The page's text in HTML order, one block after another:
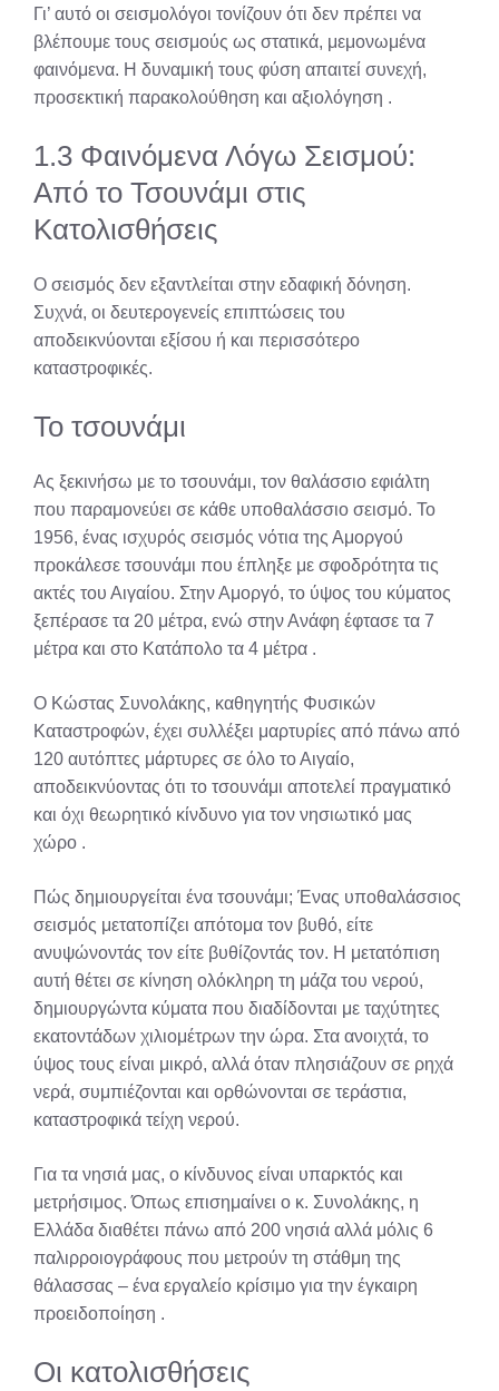
Γι’ αυτό οι σεισμολόγοι τονίζουν ότι δεν πρέπει να
βλέπουμε τους σεισμούς ως στατικά, μεμονωμένα
φαινόμενα. Η δυναμική τους φύση απαιτεί συνεχή,
προσεκτική παρακολούθηση και αξιολόγηση .
1.3 Φαινόμενα Λόγω Σεισμού:
Από το Τσουνάμι στις
Κατολισθήσεις
Ο σεισμός δεν εξαντλείται στην εδαφική δόνηση.
Συχνά, οι δευτερογενείς επιπτώσεις του
αποδεικνύονται εξίσου ή και περισσότερο
καταστροφικές.
Το τσουνάμι
Ας ξεκινήσω με το τσουνάμι, τον θαλάσσιο εφιάλτη
που παραμονεύει σε κάθε υποθαλάσσιο σεισμό. Το
1956, ένας ισχυρός σεισμός νότια της Αμοργού
προκάλεσε τσουνάμι που έπληξε με σφοδρότητα τις
ακτές του Αιγαίου. Στην Αμοργό, το ύψος του κύματος
ξεπέρασε τα 20 μέτρα, ενώ στην Ανάφη έφτασε τα 7
μέτρα και στο Κατάπολο τα 4 μέτρα .
Ο Κώστας Συνολάκης, καθηγητής Φυσικών
Καταστροφών, έχει συλλέξει μαρτυρίες από πάνω από
120 αυτόπτες μάρτυρες σε όλο το Αιγαίο,
αποδεικνύοντας ότι το τσουνάμι αποτελεί πραγματικό
και όχι θεωρητικό κίνδυνο για τον νησιωτικό μας
χώρο .
Πώς δημιουργείται ένα τσουνάμι; Ένας υποθαλάσσιος
σεισμός μετατοπίζει απότομα τον βυθό, είτε
ανυψώνοντάς τον είτε βυθίζοντάς τον. Η μετατόπιση
αυτή θέτει σε κίνηση ολόκληρη τη μάζα του νερού,
δημιουργώντα κύματα που διαδίδονται με ταχύτητες
εκατοντάδων χιλιομέτρων την ώρα. Στα ανοιχτά, το
ύψος τους είναι μικρό, αλλά όταν πλησιάζουν σε ρηχά
νερά, συμπιέζονται και ορθώνονται σε τεράστια,
καταστροφικά τείχη νερού.
Για τα νησιά μας, ο κίνδυνος είναι υπαρκτός και
μετρήσιμος. Όπως επισημαίνει ο κ. Συνολάκης, η
Ελλάδα διαθέτει πάνω από 200 νησιά αλλά μόλις 6
παλιρροιογράφους που μετρούν τη στάθμη της
θάλασσας – ένα εργαλείο κρίσιμο για την έγκαιρη
προειδοποίηση .
Οι κατολισθήσεις